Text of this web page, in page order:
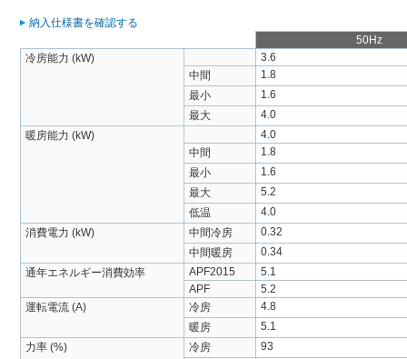
納入仕様書を確認する
50Hz
冷房能力 (kW)
3.6
中間
1.8
最小
1.6
最大
4.0
暖房能力 (kW)
4.0
中間
1.8
最小
1.6
最大
5.2
低温
4.0
消費電力 (kW)
中間冷房
0.32
中間暖房
0.34
通年エネルギー消費効率
APF2015
5.1
APF
5.2
運転電流 (A)
冷房
4.8
暖房
5.1
力率 (%)
冷房
93